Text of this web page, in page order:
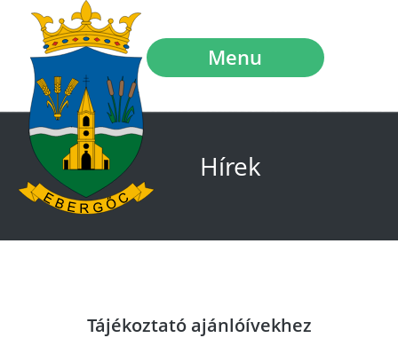
Menu
Hírek
Tájékoztató ajánlóívekhez